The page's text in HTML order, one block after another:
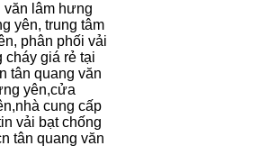
văn lâm hưng
yên, trung tâm
phân phối vải
cháy giá rẻ tại
tân quang văn
yên,cửa
cung cấp
vải bạt chống
tân quang văn